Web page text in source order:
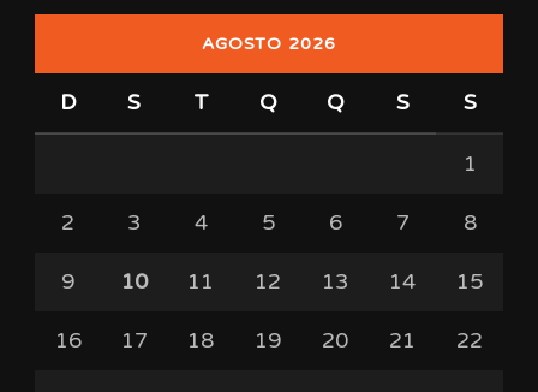
AGOSTO 2026
D S T Q Q S S
1
2 3 4 5 6 7 8
9 10 11 12 13 14 15
16 17 18 19 20 21 22